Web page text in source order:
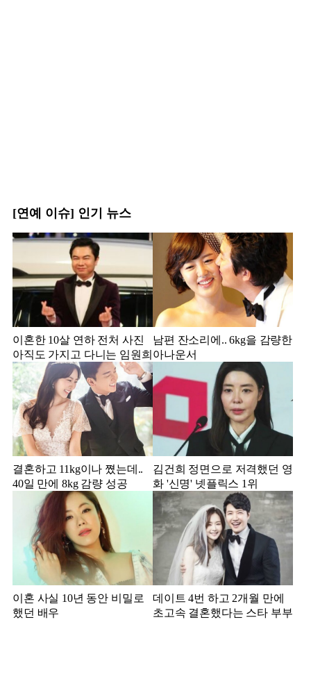
[연예 이슈] 인기 뉴스
이혼한 10살 연하 전처 사진
아직도 가지고 다니는 임원희
남편 잔소리에.. 6kg을 감량한
아나운서
결혼하고 11kg이나 쪘는데..
40일 만에 8kg 감량 성공
김건희 정면으로 저격했던 영
화 '신명' 넷플릭스 1위
이혼 사실 10년 동안 비밀로
했던 배우
데이트 4번 하고 2개월 만에
초고속 결혼했다는 스타 부부